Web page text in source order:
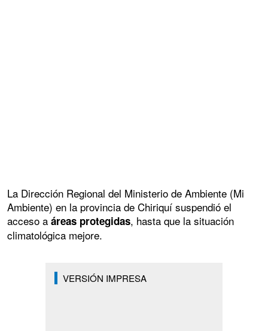
La Dirección Regional del Ministerio de Ambiente (Mi
Ambiente) en la provincia de Chiriquí suspendió el
acceso a áreas protegidas, hasta que la situación
climatológica mejore.
VERSIÓN IMPRESA